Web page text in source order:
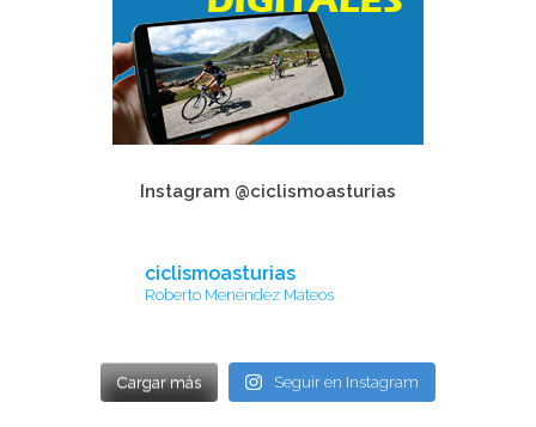
Instagram @ciclismoasturias
ciclismoasturias
Roberto Menéndez Mateos
Cargar más Seguir en Instagram